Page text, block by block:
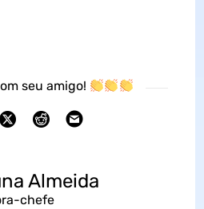
seu amigo!
Almeida
chefe